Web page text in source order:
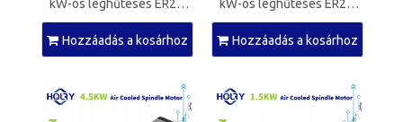
kW-os léghűtéses ER20
orsómotor CNC
famegmunkáló gépekhez
Hozzáadás a kosárhoz
kW-os léghűtéses ER25
orsómotor CNC
famegmunkáló gépekhez
Hozzáadás a kosárhoz